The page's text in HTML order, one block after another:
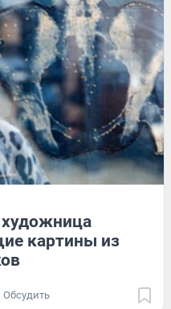
художница
картины из
Обсудить